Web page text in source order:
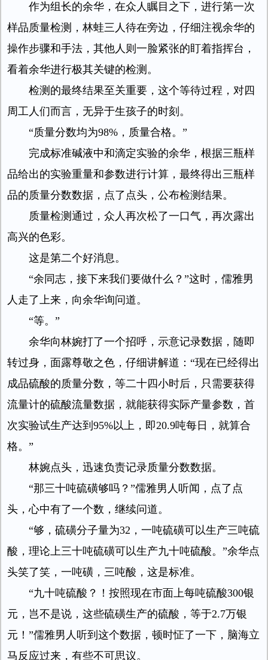
作为组长的余华，在众人瞩目之下，进行第一次
样品质量检测，林蛙三人待在旁边，仔细注视余华的
操作步骤和手法，其他人则一脸紧张的盯着指挥台，
看着余华进行极其关键的检测。
检测的最终结果至关重要，这个等待过程，对四
周工人们而言，无异于生孩子的时刻。
“质量分数均为98%，质量合格。”
完成标准碱液中和滴定实验的余华，根据三瓶样
品给出的实验重量和参数进行计算，最终得出三瓶样
品的质量分数数据，点了点头，公布检测结果。
质量检测通过，众人再次松了一口气，再次露出
高兴的色彩。
这是第二个好消息。
“余同志，接下来我们要做什么？”这时，儒雅男
人走了上来，向余华询问道。
“等。”
余华向林婉打了一个招呼，示意记录数据，随即
转过身，面露尊敬之色，仔细讲解道：“现在已经得出
成品硫酸的质量分数，等二十四小时后，只需要获得
流量计的硫酸流量数据，就能获得实际产量参数，首
次实验试生产达到95%以上，即20.9吨每日，就算合
格。”
林婉点头，迅速负责记录质量分数数据。
“那三十吨硫磺够吗？”儒雅男人听闻，点了点
头，心中有了一个数，继续问道。
“够，硫磺分子量为32，一吨硫磺可以生产三吨硫
酸，理论上三十吨硫磺可以生产九十吨硫酸。”余华点
头笑了笑，一吨磺，三吨酸，这是标准。
“九十吨硫酸？！按照现在市面上每吨硫酸300银
元，岂不是说，这些硫磺生产的硫酸，等于2.7万银
元！”儒雅男人听到这个数据，顿时怔了一下，脑海立
马反应过来，有些不可思议。